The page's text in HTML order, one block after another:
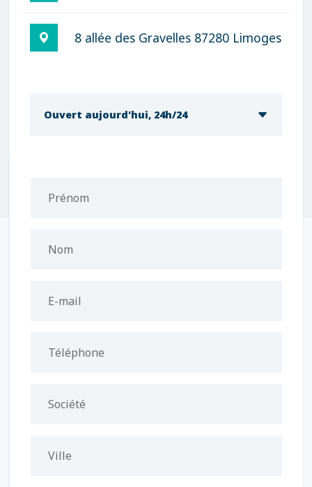
8 allée des Gravelles 87280 Limoges
Ouvert aujourd'hui, 24h/24
Prénom
Nom
E-mail
Téléphone
Société
Ville